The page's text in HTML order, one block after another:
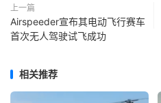
上一篇
Airspeeder宣布其电动飞行赛车
首次无人驾驶试飞成功
相关推荐